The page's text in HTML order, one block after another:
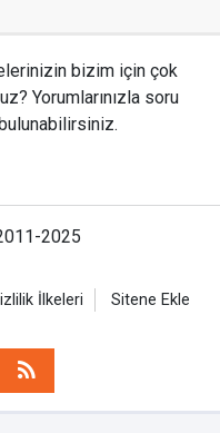
bizim için çok
Yorumlarınızla soru
2025
İlkeleri Sitene Ekle